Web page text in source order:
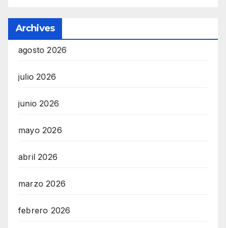
Archives
agosto 2026
julio 2026
junio 2026
mayo 2026
abril 2026
marzo 2026
febrero 2026